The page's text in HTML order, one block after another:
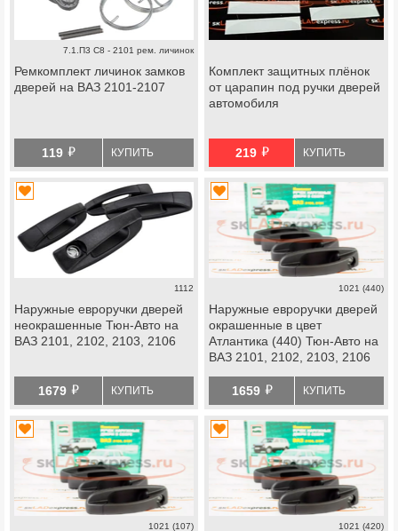
7.1.П3 С8 - 2101 рем. личинок
Ремкомплект личинок замков
дверей на ВАЗ 2101-2107
119 й КУПИТЬ
Комплект защитных плёнок
от царапин под ручки дверей
автомобиля
219 й КУПИТЬ
1112
Наружные евроручки дверей
неокрашенные Тюн-Авто на
ВАЗ 2101, 2102, 2103, 2106
1679 й КУПИТЬ
1021 (440)
Наружные евроручки дверей
окрашенные в цвет
Атлантика (440) Тюн-Авто на
ВАЗ 2101, 2102, 2103, 2106
1659 й КУПИТЬ
1021 (107) 1021 (420)